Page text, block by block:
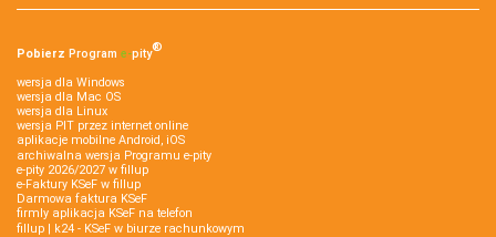
Pobierz Program e‑pity®
wersja dla Windows
wersja dla Mac OS
wersja dla Linux
wersja PIT przez internet online
aplikacje mobilne Android, iOS
archiwalna wersja Programu e-pity
e-pity 2026/2027 w fillup
e‑Faktury KSeF w fillup
Darmowa faktura KSeF
firmly aplikacja KSeF na telefon
fillup | k24 - KSeF w biurze rachunkowym